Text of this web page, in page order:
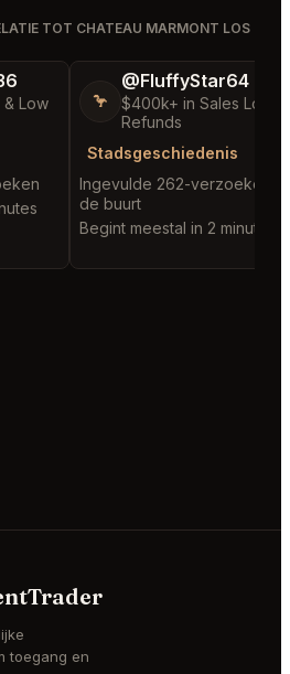
TOT CHATEAU MARMONT LOS
Low
🦩
@FluffyStar64
$400k+ in Sales Low
Refunds
Stadsgeschiedenis
Ingevulde 262-verzoeken in
de buurt
Begint meestal in 2 minutes
toegang en